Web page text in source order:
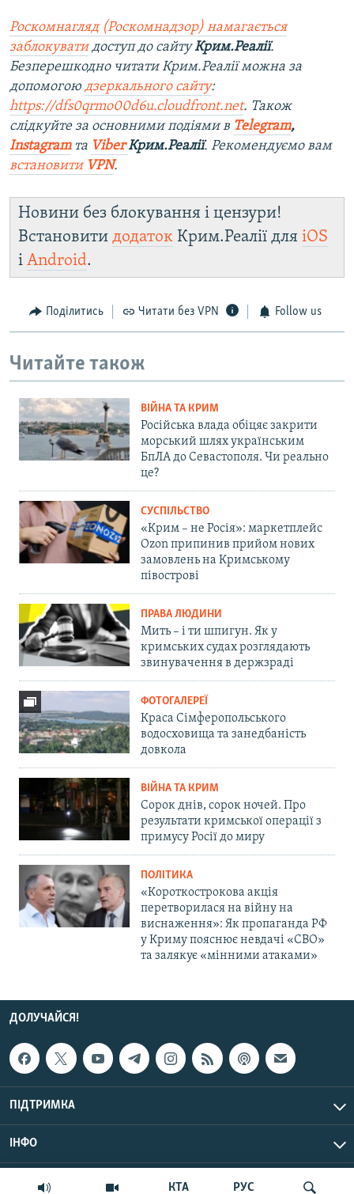
КТА РУС
Роскомнагляд (Роскомнадзор) намагається
заблокуватидоступ до сайтуКрим.Реалії.
Безперешкодно читати Крим.Реалії можна за
допомогою дзеркального сайту:
https://dfs0qrmo00d6u.cloudfront.net. Також
слідкуйте за основними подіями в Telegram,
Instagramта ViberКрим.Реалії. Рекомендуємо вам
встановити VPN.
Новини без блокування і цензури!
Встановити додаток Крим.Реалії для iOS
і Android.
Поділитись Читати без VPN Follow us
Читайте також
ВІЙНА ТА КРИМ
Російська влада обіцяє закрити
морський шлях українським
БпЛА до Севастополя. Чи реально
це?
СУСПІЛЬСТВО
«Крим – не Росія»: маркетплейс
Ozon припинив прийом нових
замовлень на Кримському
півострові
ПРАВА ЛЮДИНИ
Мить – і ти шпигун. Як у
кримських судах розглядають
звинувачення в держзраді
ФОТОГАЛЕРЕЇ
Краса Сімферопольського
водосховища та занедбаність
довкола
ВІЙНА ТА КРИМ
Сорок днів, сорок ночей. Про
результати кримської операції з
примусу Росії до миру
ПОЛІТИКА
«Короткострокова акція
перетворилася на війну на
виснаження»: Як пропаганда РФ
у Криму пояснює невдачі «СВО»
та залякує «мінними атаками»
ДОЛУЧАЙСЯ!
ПІДТРИМКА
ІНФО
© Крим.Реалії, 2026 | Усі права застережено.